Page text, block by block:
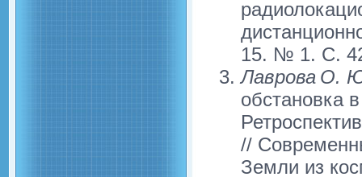
15. № 1. С.
Лаврова О.
обстановка
//
Земли из